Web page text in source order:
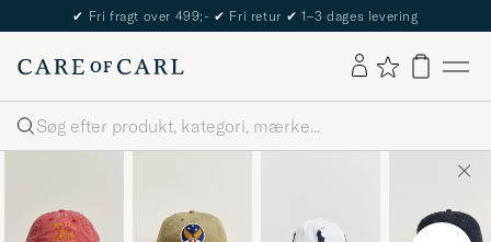
✔ Fri fragt over 499;- ✔ Fri retur ✔ 1–3 dages levering
Søg